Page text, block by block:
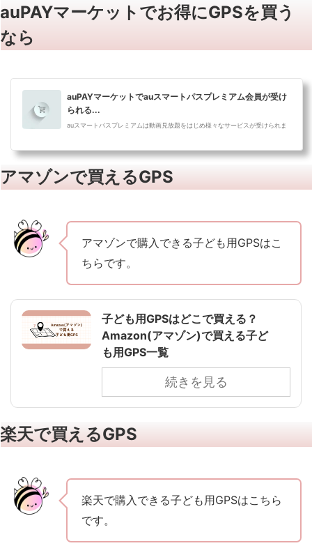
auPAYマーケットでお得にGPSを買う
なら
auPAYマーケットでauスマートパスプレミアム会員が受け
られる...
auスマートパスプレミアムは動画見放題をはじめ様々なサービスが受けられま
ケット...
アマゾンで買えるGPS
アマゾンで購入できる子ども用GPSはこ
ちらです。
子ども用GPSはどこで買える？
Amazon(アマゾン)で買える子ど
も用GPS一覧
続きを見る
楽天で買えるGPS
楽天で購入できる子ども用GPSはこちら
です。